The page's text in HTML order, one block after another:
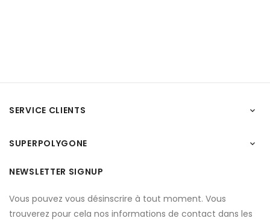
SERVICE CLIENTS 
SUPERPOLYGONE 
NEWSLETTER SIGNUP
Vous pouvez vous désinscrire à tout moment. Vous
trouverez pour cela nos informations de contact dans les